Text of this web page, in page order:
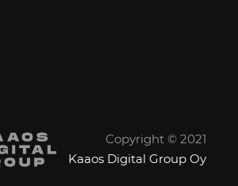
Copyright © 2021
Kaaos Digital Group Oy